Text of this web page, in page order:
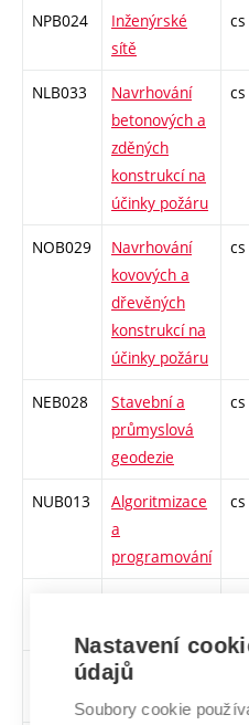
NPB024
Inženýrské
sítě
cs
NLB033
Navrhování
betonových a
zděných
konstrukcí na
účinky požáru
cs
NOB029
Navrhování
kovových a
dřevěných
konstrukcí na
účinky požáru
cs
NEB028
Stavební a
průmyslová
geodezie
cs
NUB013
Algoritmizace
a
programování
cs
NUB017
Databázové
systémy
Nastavení
údajů
Soubory cookie